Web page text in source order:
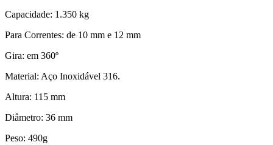
Capacidade: 1.350 kg
Para Correntes: de 10 mm e 12 mm
Gira: em 360º
Material: Aço Inoxidável 316.
Altura: 115 mm
Diâmetro: 36 mm
Peso: 490g